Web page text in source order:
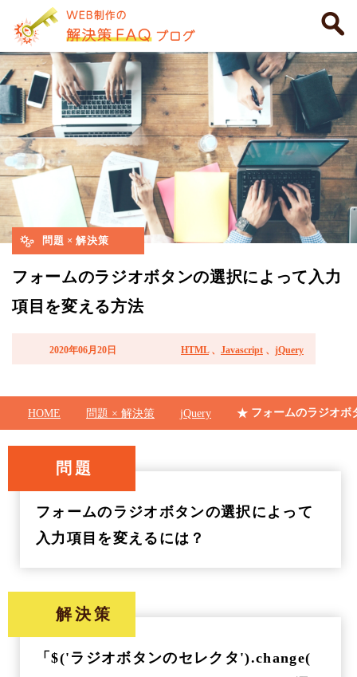
問題 × 解決策
フォームのラジオボタンの選択によって入力
項目を変える方法
2020年06月20日 HTML、 Javascript 、 jQuery
HOME 問題 × 解決策 jQuery フォームのラジオボ
問題
フォームのラジオボタンの選択によって
入力項目を変えるには？
解決策
「$('ラジオボタンのセレクタ').change(